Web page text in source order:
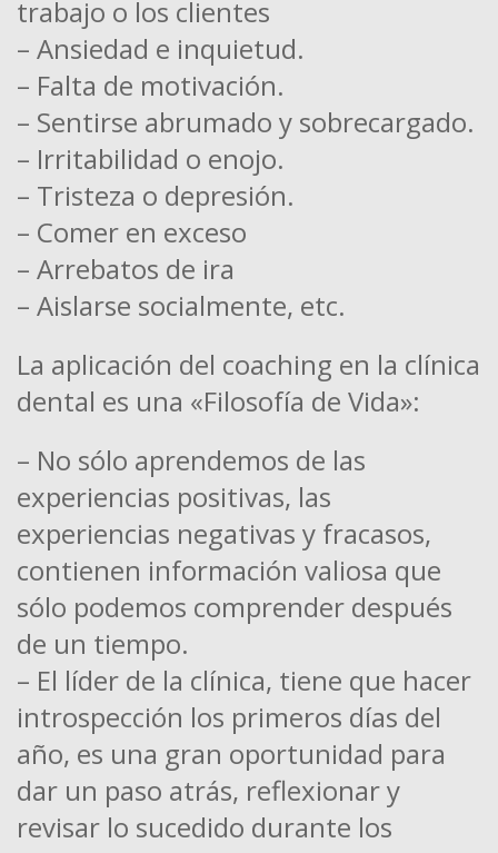
trabajo o los clientes
– Ansiedad e inquietud.
– Falta de motivación.
– Sentirse abrumado y sobrecargado.
– Irritabilidad o enojo.
– Tristeza o depresión.
– Comer en exceso
– Arrebatos de ira
– Aislarse socialmente, etc.
La aplicación del coaching en la clínica
dental es una «Filosofía de Vida»:
– No sólo aprendemos de las
experiencias positivas, las
experiencias negativas y fracasos,
contienen información valiosa que
sólo podemos comprender después
de un tiempo.
– El líder de la clínica, tiene que hacer
introspección los primeros días del
año, es una gran oportunidad para
dar un paso atrás, reflexionar y
revisar lo sucedido durante los